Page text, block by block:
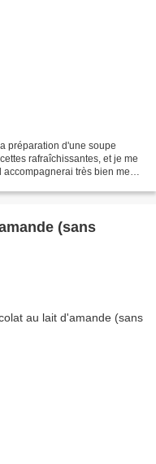
préparation d'une soupe
rafraîchissantes, et je me
très bien mes
(sans